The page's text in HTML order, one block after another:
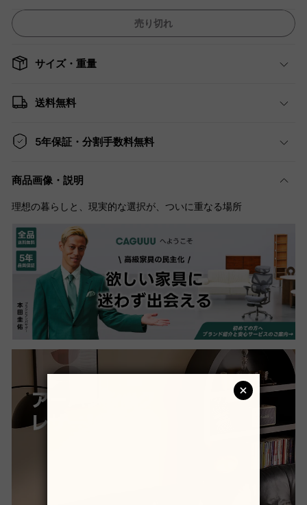
売り切れ
サイズ・重量
送料無料
5年保証・分割手数料無料
商品画像・説明
理想の暮らしと、現実的な選択が、ついに重なる場所